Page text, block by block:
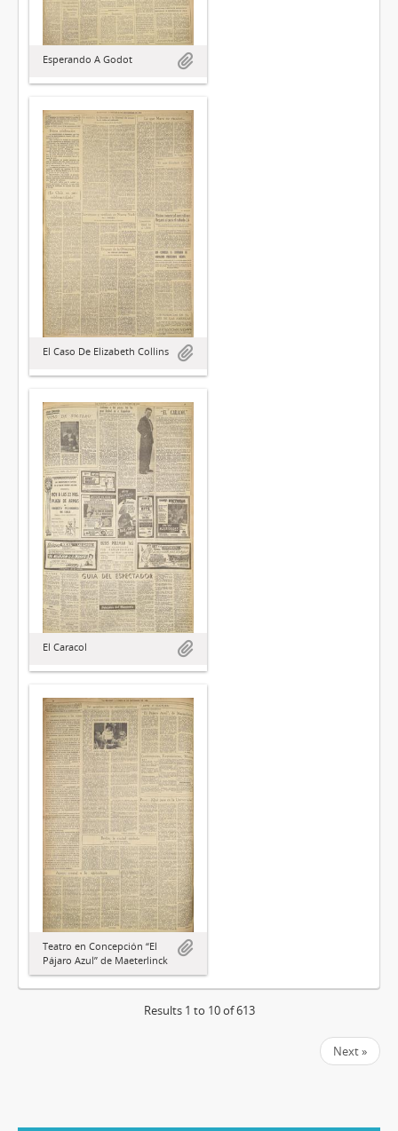
Esperando A Godot
El Caso De Elizabeth Collins
El Caracol
Teatro en Concepción “El
Pájaro Azul” de Maeterlinck
Results 1 to 10 of 613
Next »